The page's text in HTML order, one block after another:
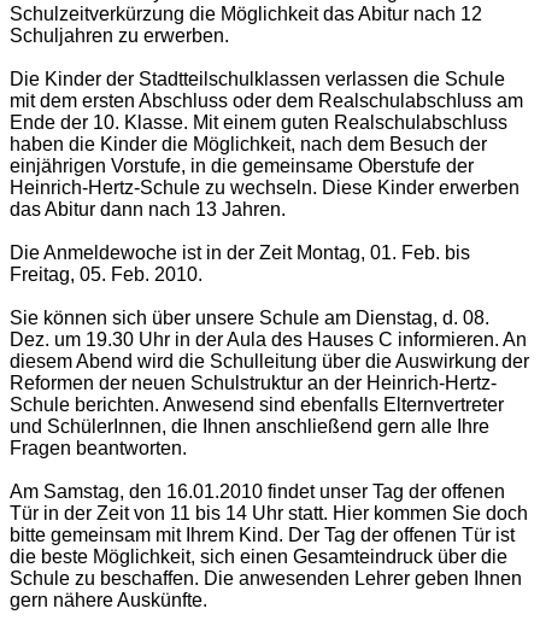
Schulzeitverkürzung die Möglichkeit das Abitur nach 12
Schuljahren zu erwerben.
Die Kinder der Stadtteilschulklassen verlassen die Schule
mit dem ersten Abschluss oder dem Realschulabschluss am
Ende der 10. Klasse. Mit einem guten Realschulabschluss
haben die Kinder die Möglichkeit, nach dem Besuch der
einjährigen Vorstufe, in die gemeinsame Oberstufe der
Heinrich-Hertz-Schule zu wechseln. Diese Kinder erwerben
das Abitur dann nach 13 Jahren.
Die Anmeldewoche ist in der Zeit Montag, 01. Feb. bis
Freitag, 05. Feb. 2010.
Sie können sich über unsere Schule am Dienstag, d. 08.
Dez. um 19.30 Uhr in der Aula des Hauses C informieren. An
diesem Abend wird die Schulleitung über die Auswirkung der
Reformen der neuen Schulstruktur an der Heinrich-Hertz-
Schule berichten. Anwesend sind ebenfalls Elternvertreter
und SchülerInnen, die Ihnen anschließend gern alle Ihre
Fragen beantworten.
Am Samstag, den 16.01.2010 findet unser Tag der offenen
Tür in der Zeit von 11 bis 14 Uhr statt. Hier kommen Sie doch
bitte gemeinsam mit Ihrem Kind. Der Tag der offenen Tür ist
die beste Möglichkeit, sich einen Gesamteindruck über die
Schule zu beschaffen. Die anwesenden Lehrer geben Ihnen
gern nähere Auskünfte.